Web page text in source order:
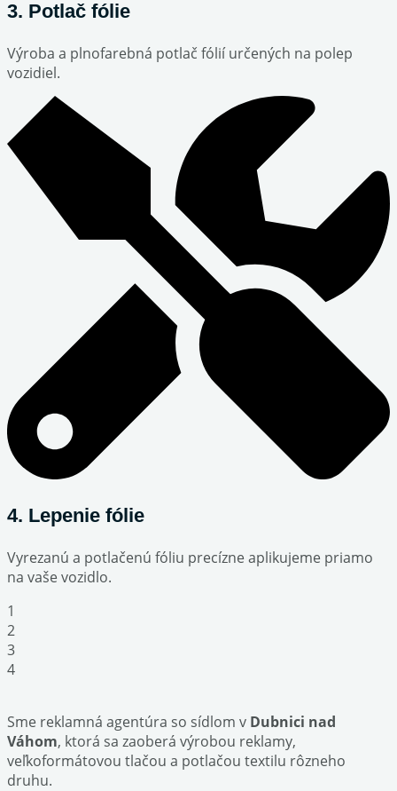
3. Potlač fólie
Výroba a plnofarebná potlač fólií určených na polep
vozidiel.
4. Lepenie fólie
Vyrezanú a potlačenú fóliu precízne aplikujeme priamo
na vaše vozidlo.
1
2
3
4
Sme reklamná agentúra so sídlom v Dubnici nad
Váhom, ktorá sa zaoberá výrobou reklamy,
veľkoformátovou tlačou a potlačou textilu rôzneho
druhu.